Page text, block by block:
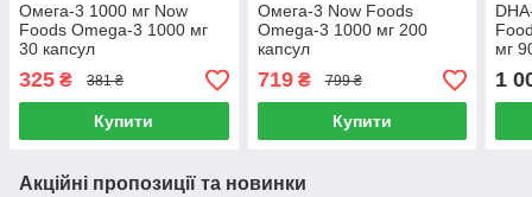
Омега-3 1000 мг Now
Foods Оmega-3 1000 мг
30 капсул
325 ₴ 381 ₴
Купити
Омега-3 Now Foods
Omega-3 1000 мг 200
капсул
719₴ 799 ₴
Купити
мг
1
Акційні пропозиції та новинки